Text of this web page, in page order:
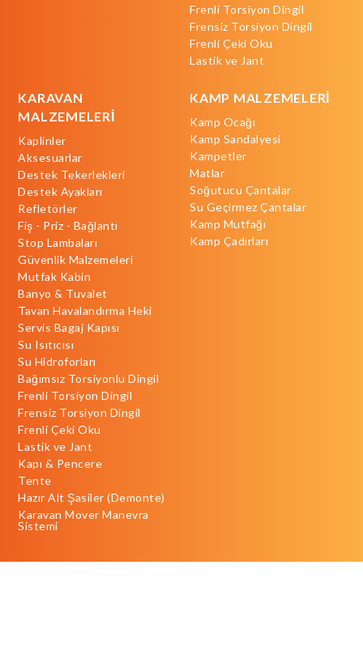
Frenli Torsiyon Dingil
Frensiz Torsiyon Dingil
Frenli Çeki Oku
Lastik ve Jant
KARAVAN
MALZEMELERİ
Kaplinler
Aksesuarlar
Destek Tekerlekleri
Destek Ayakları
Refletörler
Fiş - Priz - Bağlantı
Stop Lambaları
Güvenlik Malzemeleri
Mutfak Kabin
Banyo & Tuvalet
Tavan Havalandırma Heki
Servis Bagaj Kapısı
Su Isıtıcısı
Su Hidroforları
Bağımsız Torsiyonlu Dingil
Frenli Torsiyon Dingil
Frensiz Torsiyon Dingil
Frenli Çeki Oku
Lastik ve Jant
Kapı & Pencere
Tente
Hazır Alt Şasiler (Demonte)
Karavan Mover Manevra
Sistemi
KAMP MALZEMELERİ
Kamp Ocağı
Kamp Sandalyesi
Kampetler
Matlar
Soğutucu Çantalar
Su Geçirmez Çantalar
Kamp Mutfağı
Kamp Çadırları